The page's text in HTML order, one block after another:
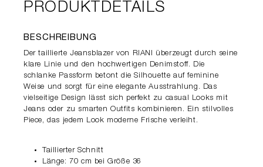
PRODUKTDETAILS
BESCHREIBUNG
Der taillierte Jeansblazer von RIANI überzeugt durch seine
klare Linie und den hochwertigen Denimstoff. Die
schlanke Passform betont die Silhouette auf feminine
Weise und sorgt für eine elegante Ausstrahlung. Das
vielseitige Design lässt sich perfekt zu casual Looks mit
Jeans oder zu smarten Outfits kombinieren. Ein stilvolles
Piece, das jedem Look moderne Frische verleiht.
Taillierter Schnitt
Länge: 70 cm bei Größe 36